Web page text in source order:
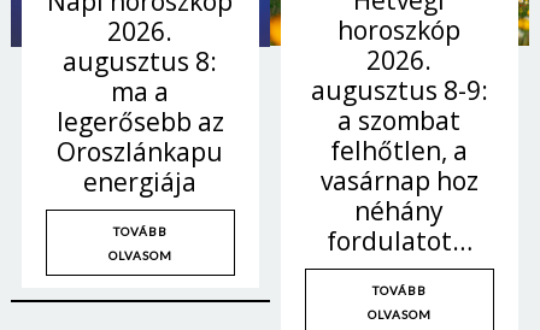
2026.
augusztus 8:
ma a
legerősebb az
Oroszlánkapu
energiája
TOVÁBB
OLVASOM
horoszkóp
2026.
augusztus 8-9:
a szombat
felhőtlen, a
vasárnap hoz
néhány
fordulatot…
TOVÁBB
OLVASOM